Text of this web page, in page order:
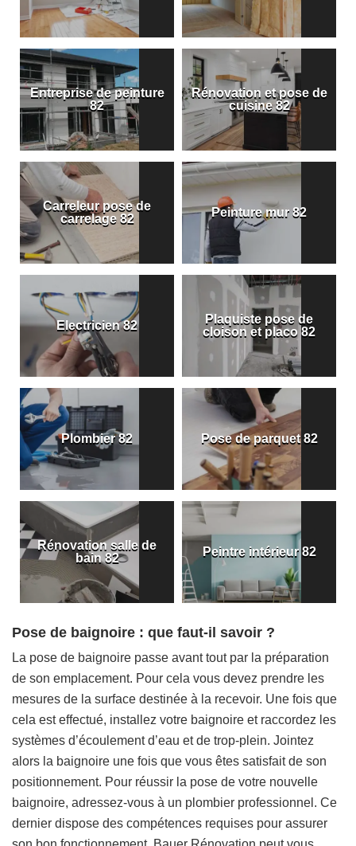
Entreprise de peinture
82
Rénovation et pose de
cuisine 82
Carreleur pose de
carrelage 82
Peinture mur 82
Electricien 82
Plaquiste pose de
cloison et placo 82
Plombier 82 Pose de parquet 82
Rénovation salle de
bain 82
Peintre intérieur 82
Pose de baignoire : que faut-il savoir ?
La pose de baignoire passe avant tout par la préparation
de son emplacement. Pour cela vous devez prendre les
mesures de la surface destinée à la recevoir. Une fois que
cela est effectué, installez votre baignoire et raccordez les
systèmes d’écoulement d’eau et de trop-plein. Jointez
alors la baignoire une fois que vous êtes satisfait de son
positionnement. Pour réussir la pose de votre nouvelle
baignoire, adressez-vous à un plombier professionnel. Ce
dernier dispose des compétences requises pour assurer